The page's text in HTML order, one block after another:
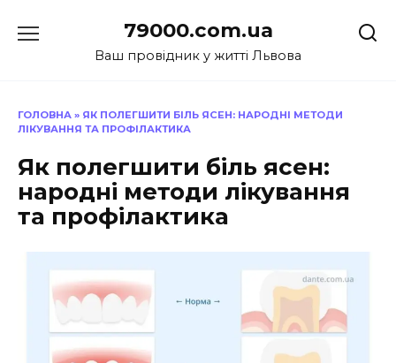
до
79000.com.ua
Ваш провідник у житті Львова
ГОЛОВНА » ЯК ПОЛЕГШИТИ БІЛЬ ЯСЕН: НАРОДНІ МЕТОДИ
ЛІКУВАННЯ ТА ПРОФІЛАКТИКА
Як полегшити біль ясен:
народні методи лікування
та профілактика